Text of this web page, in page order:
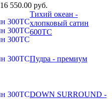
550.00 руб.
Тихий океан -
хлопковый сатин
600ТС
Пудра - премиум
DOWN SURROUND -